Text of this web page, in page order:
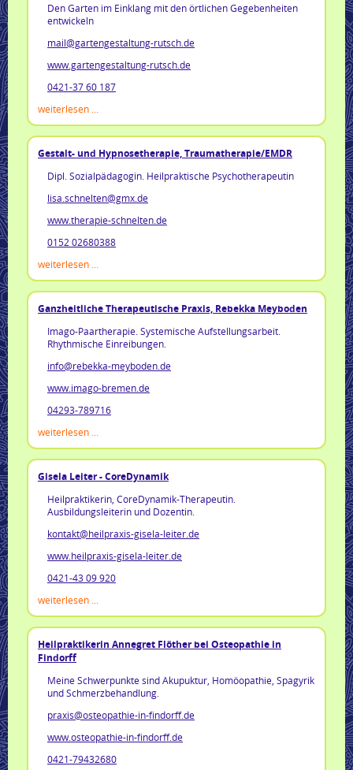
Den Garten im Einklang mit den örtlichen Gegebenheiten
entwickeln
mail@gartengestaltung-rutsch.de
www.gartengestaltung-rutsch.de
0421-37 60 187
weiterlesen ...
Gestalt- und Hypnosetherapie, Traumatherapie/EMDR
Dipl. Sozialpädagogin. Heilpraktische Psychotherapeutin
lisa.schnelten@gmx.de
www.therapie-schnelten.de
0152 02680388
weiterlesen ...
Ganzheitliche Therapeutische Praxis, Rebekka Meyboden
Imago-Paartherapie. Systemische Aufstellungsarbeit.
Rhythmische Einreibungen.
info@rebekka-meyboden.de
www.imago-bremen.de
04293-789716
weiterlesen ...
Gisela Leiter - CoreDynamik
Heilpraktikerin, CoreDynamik-Therapeutin.
Ausbildungsleiterin und Dozentin.
kontakt@heilpraxis-gisela-leiter.de
www.heilpraxis-gisela-leiter.de
0421-43 09 920
weiterlesen ...
Heilpraktikerin Annegret Flöther bei Osteopathie in
Findorff
Meine Schwerpunkte sind Akupuktur, Homöopathie, Spagyrik
und Schmerzbehandlung.
praxis@osteopathie-in-findorff.de
www.osteopathie-in-findorff.de
0421-79432680